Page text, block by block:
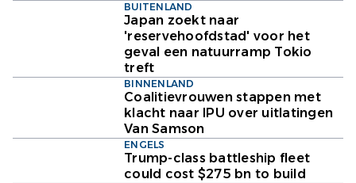
BUITENLAND
Japan zoekt naar
'reservehoofdstad' voor het
geval een natuurramp Tokio
treft
BINNENLAND
Coalitievrouwen stappen met
klacht naar IPU over uitlatingen
Van Samson
ENGELS
Trump-class battleship fleet
could cost $275 bn to build